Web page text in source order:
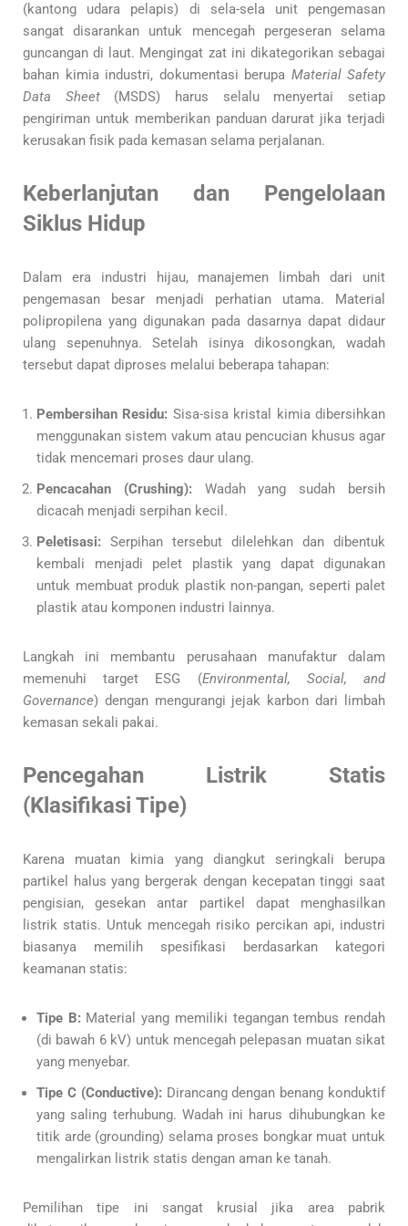
(kantong udara pelapis) di sela-sela unit pengemasan
sangat disarankan untuk mencegah pergeseran selama
guncangan di laut. Mengingat zat ini dikategorikan sebagai
bahan kimia industri, dokumentasi berupa Material Safety
Data Sheet(MSDS) harus selalu menyertai setiap
pengiriman untuk memberikan panduan darurat jika terjadi
kerusakan fisik pada kemasan selama perjalanan.
Keberlanjutan dan Pengelolaan
Siklus Hidup
Dalam era industri hijau, manajemen limbah dari unit
pengemasan besar menjadi perhatian utama. Material
polipropilena yang digunakan pada dasarnya dapat didaur
ulang sepenuhnya. Setelah isinya dikosongkan, wadah
tersebut dapat diproses melalui beberapa tahapan:
Pembersihan Residu: Sisa-sisa kristal kimia dibersihkan
menggunakan sistem vakum atau pencucian khusus agar
tidak mencemari proses daur ulang.
Pencacahan (Crushing): Wadah yang sudah bersih
dicacah menjadi serpihan kecil.
Peletisasi: Serpihan tersebut dilelehkan dan dibentuk
kembali menjadi pelet plastik yang dapat digunakan
untuk membuat produk plastik non-pangan, seperti palet
plastik atau komponen industri lainnya.
Langkah ini membantu perusahaan manufaktur dalam
memenuhi target ESG (Environmental, Social, and
Governance) dengan mengurangi jejak karbon dari limbah
kemasan sekali pakai.
Pencegahan Listrik Statis
(Klasifikasi Tipe)
Karena muatan kimia yang diangkut seringkali berupa
partikel halus yang bergerak dengan kecepatan tinggi saat
pengisian, gesekan antar partikel dapat menghasilkan
listrik statis. Untuk mencegah risiko percikan api, industri
biasanya memilih spesifikasi berdasarkan kategori
keamanan statis:
Tipe B: Material yang memiliki tegangan tembus rendah
(di bawah 6 kV) untuk mencegah pelepasan muatan sikat
yang menyebar.
Tipe C (Conductive): Dirancang dengan benang konduktif
yang saling terhubung. Wadah ini harus dihubungkan ke
titik arde (grounding) selama proses bongkar muat untuk
mengalirkan listrik statis dengan aman ke tanah.
Pemilihan tipe ini sangat krusial jika area pabrik